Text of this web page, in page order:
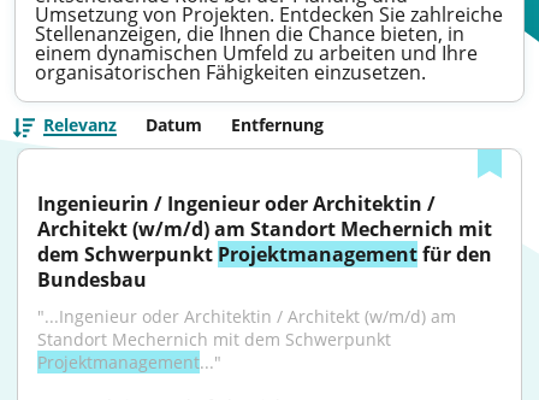
Umsetzung von Projekten. Entdecken Sie zahlreiche
Stellenanzeigen, die Ihnen die Chance bieten, in
einem dynamischen Umfeld zu arbeiten und Ihre
organisatorischen Fähigkeiten einzusetzen.
Relevanz Datum Entfernung
Ingenieurin / Ingenieur oder Architektin /
Architekt (w/m/d) am Standort Mechernich mit
dem Schwerpunkt Projektmanagement für den
Bundesbau
"...Ingenieur oder Architektin / Architekt (w/m/d) am
Projektmanagement..."